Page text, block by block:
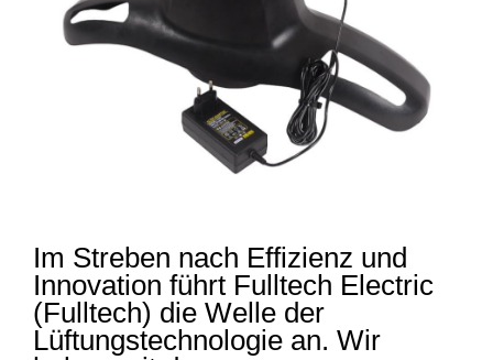
Im Streben nach Effizienz und
Innovation führt Fulltech Electric
(Fulltech) die Welle der
Lüftungstechnologie an. Wir